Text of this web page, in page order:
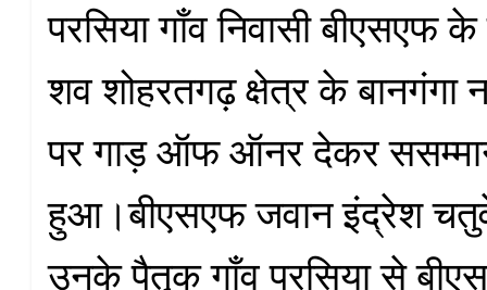
परसिया गाँव निवासी बीएसएफ
शव शोहरतगढ़ क्षेत्र के बानगंगा
पर गाड़ ऑफ ऑनर देकर
हुआ।बीएसएफ जवान इंद्रेश
उनके पैतृक गाँव परसिया से